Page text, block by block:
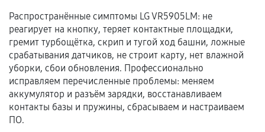
Когда гарантия не действует
Нарушение правил эксплуатации,
механические повреждения, попадание влаги,
перегрев, коррозия.
Самостоятельный ремонт или вмешательство
Распространённые симптомы LG VR5905LM: не
реагирует на кнопку, теряет контактные площадки,
гремит турбощётка, скрип и тугой ход башни, ложные
срабатывания датчиков, не строит карту, нет влажной
уборки, сбои обновления. Профессионально
исправляем перечисленные проблемы: меняем
аккумулятор и разъём зарядки, восстанавливаем
контакты базы и пружины, сбрасываем и настраиваем
ПО.